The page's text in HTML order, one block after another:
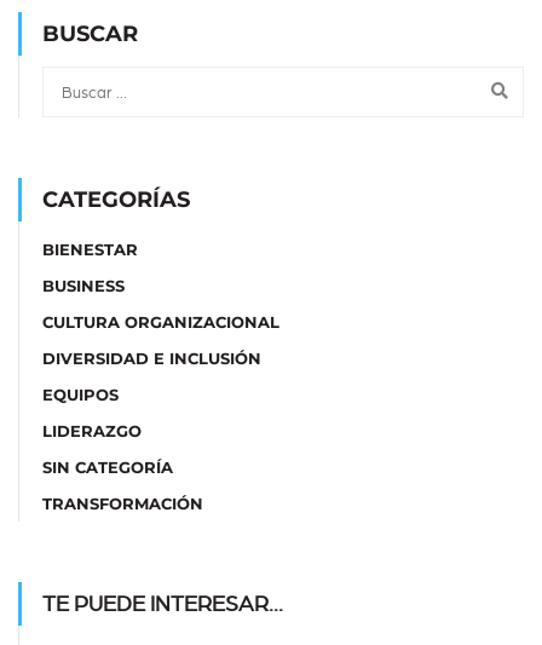
BUSCAR
CATEGORÍAS
BIENESTAR
BUSINESS
CULTURA ORGANIZACIONAL
DIVERSIDAD E INCLUSIÓN
EQUIPOS
LIDERAZGO
SIN CATEGORÍA
TRANSFORMACIÓN
TE PUEDE INTERESAR...